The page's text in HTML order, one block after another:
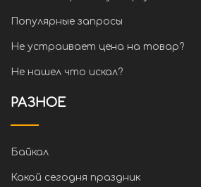
Популярные запросы
Не устраивает цена на товар?
Не нашел что искал?
РАЗНОЕ
Байкал
Какой сегодня праздник